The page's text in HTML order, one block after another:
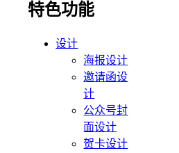
特色功能
设计
海报设计
邀请函设
计
公众号封
面设计
贺卡设计